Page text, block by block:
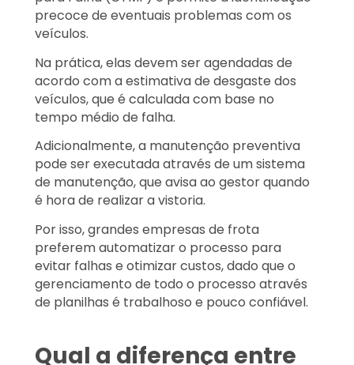
precoce de eventuais problemas com os
veículos.
Na prática, elas devem ser agendadas de
acordo com a estimativa de desgaste dos
veículos, que é calculada com base no
tempo médio de falha.
Adicionalmente, a manutenção preventiva
pode ser executada através de um sistema
de manutenção, que avisa ao gestor quando
é hora de realizar a vistoria.
Por isso, grandes empresas de frota
preferem automatizar o processo para
evitar falhas e otimizar custos, dado que o
gerenciamento de todo o processo através
de planilhas é trabalhoso e pouco confiável.
Qual a diferença entre